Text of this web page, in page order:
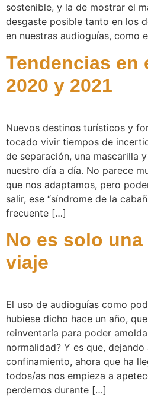
sostenible, y la de mostrar el
desgaste posible tanto en los
en nuestras audioguías, como
Tendencias en
2020 y 2021
Nuevos destinos turísticos y
tocado vivir tiempos de
de separación, una mascarilla
nuestro día a día. No parece
que nos adaptamos, pero
salir, ese “síndrome de la
frecuente […]
No es solo
viaje
El uso de audioguías como
hubiese dicho hace un año,
reinventaría para poder
normalidad? Y es que,
confinamiento, ahora que ha
todos/as nos empieza a
perdernos durante […]